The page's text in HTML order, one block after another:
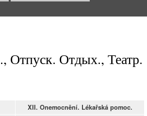
Отпуск. Отдых., Театр.
XII. Onemocnění. Lékařská pomoc.